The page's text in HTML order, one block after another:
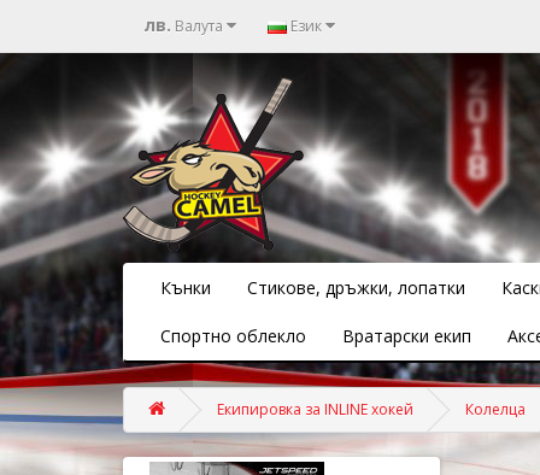
лв. Валута Език
Кънки Стикове, дръжки, лопатки
Спортно облекло Вратарски екип
Екипировка за INLINE хокей Колелца